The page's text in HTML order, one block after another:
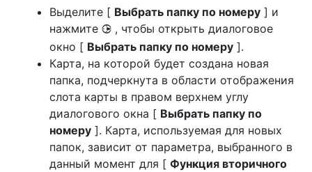
Выделите [ Выбрать папку по номеру ] и
нажмите 2 , чтобы открыть диалоговое
окно [ Выбрать папку по номеру ].
Карта, на которой будет создана новая
папка, подчеркнута в области отображения
слота карты в правом верхнем углу
диалогового окна [ Выбрать папку по
номеру ]. Карта, используемая для новых
папок, зависит от параметра, выбранного в
данный момент для [ Функция вторичного